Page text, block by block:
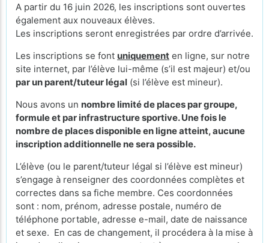
A partir du 16 juin 2026, les inscriptions sont ouvertes
également aux nouveaux élèves.
Les inscriptions seront enregistrées par ordre d’arrivée.
Les inscriptions se font uniquement en ligne, sur notre
site internet, par l’élève lui-même (s’il est majeur) et/ou
par un parent/tuteur légal (si l’élève est mineur).
Nous avons un nombre limité de places par groupe,
formule et par infrastructure sportive. Une fois le
nombre de places disponible en ligne atteint, aucune
inscription additionnelle ne sera possible.
L’élève (ou le parent/tuteur légal si l’élève est mineur)
s’engage à renseigner des coordonnées complètes et
correctes dans sa fiche membre. Ces coordonnées
sont : nom, prénom, adresse postale, numéro de
téléphone portable, adresse e-mail, date de naissance
et sexe. En cas de changement, il procédera à la mise à